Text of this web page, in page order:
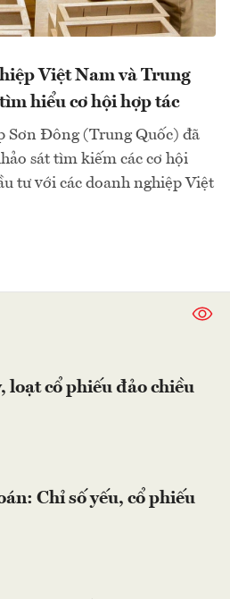
Việt Nam và Trung
hiểu cơ hội hợp tác
Sơn Đông (Trung Quốc) đã
sát tìm kiếm các cơ hội
tư với các doanh nghiệp Việt
loạt cổ phiếu đảo chiều
Chỉ số yếu, cổ phiếu